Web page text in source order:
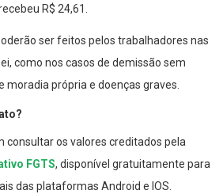
R$ 24,61.
ser feitos pelos trabalhadores nas
como nos casos de demissão sem
moradia própria e doenças graves.
consultar os valores creditados pela
FGTS, disponível gratuitamente para
das plataformas Android e IOS.